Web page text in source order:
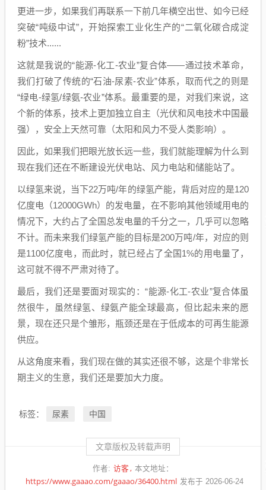
更进一步，如果我们再联系一下前几年横空出世、如今已经
突破“吨级中试”，开始探索工业化生产的“二氧化碳合成淀
粉”技术......
这就是我说的“能源-化工-农业”复合体——通过技术革命，
我们打破了传统的“石油-尿素-农业”体系，取而代之的则是
“绿电-绿氢/绿氨-农业”体系。最重要的是，对我们来说，这
个新的体系，技术上更加独立自主（光伏和风电技术中国最
强），安全上天然可靠（太阳和风力不受人类影响）。
因此，如果我们把眼光放长远一些，我们就能理解为什么到
现在我们还在不断建设光伏电站、风力电站和储能站了。
以绿氢来说，当下22万吨/年的绿氢产能，背后对应的是120
亿度电（12000GWh）的发电量，在不影响其他领域用电的
情况下，大约占了全国总发电量的千分之一，几乎可以忽略
不计。而未来我们绿氢产能的目标是200万吨/年，对应的则
是1100亿度电，而此时，就已经占了全国1%的用电量了，
这可就不得不严肃对待了。
最后，我们还是要面对现实的：“能源-化工-农业”复合体虽
然很牛，虽然绿氢、绿氨产能全球最高，但比起未来的愿
景，现在还只是个雏形，瓶颈还是在于低成本的可再生能源
供应。
从这角度来看，我们现在做的其实还很不够，这是个非常长
期主义的生意，我们还是要加大力度。
标签： 尿素 中国
文章版权及转载声明
作者: 访客 本文地址：
https://www.gaaao.com/gaaao/36400.html 发布于 2026-06-24